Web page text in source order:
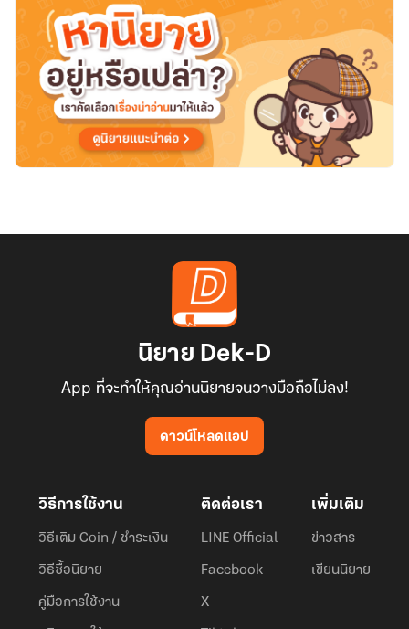
นิยาย Dek-D
App ที่จะทำให้คุณอ่านนิยายจนวางมือถือไม่ลง!
ดาวน์โหลดแอป
วิธีการใช้งาน
วิธีเติม Coin / ชำระเงิน
วิธีซื้อนิยาย
คู่มือการใช้งาน
ติดต่อเรา
LINE Official
Facebook
X
เพิ่มเติม
ข่าวสาร
เขียนนิยาย